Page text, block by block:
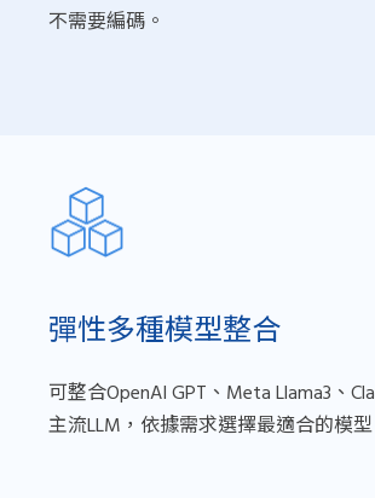
不需要編碼。
彈性多種模型整合
可整合OpenAI GPT、Meta Llama3、
主流LLM，依據需求選擇最適合的模型